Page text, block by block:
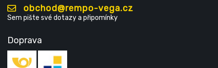
obchod@rempo-vega.cz
Sem pište své dotazy a připomínky
Doprava